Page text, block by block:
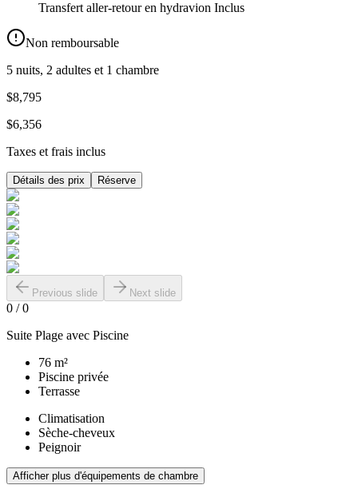
Transfert aller-retour en hydravion Inclus
Non remboursable
5 nuits, 2 adultes et 1 chambre
$8,795
$6,356
Taxes et frais inclus
Détails des prix Réserve
Previous slide Next slide
0 /0
Suite Plage avec Piscine
76 m²
Piscine privée
Terrasse
Climatisation
Sèche-cheveux
Peignoir
Afficher plus d'équipements de chambre